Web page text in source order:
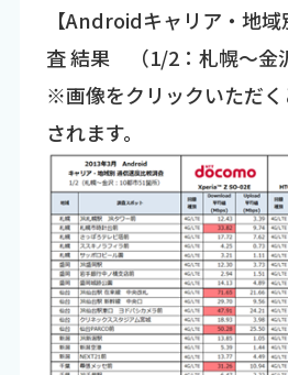
【Androidキャリア・地
査 結果 （1/2：札幌～金
※画像をクリックいただ
されます。